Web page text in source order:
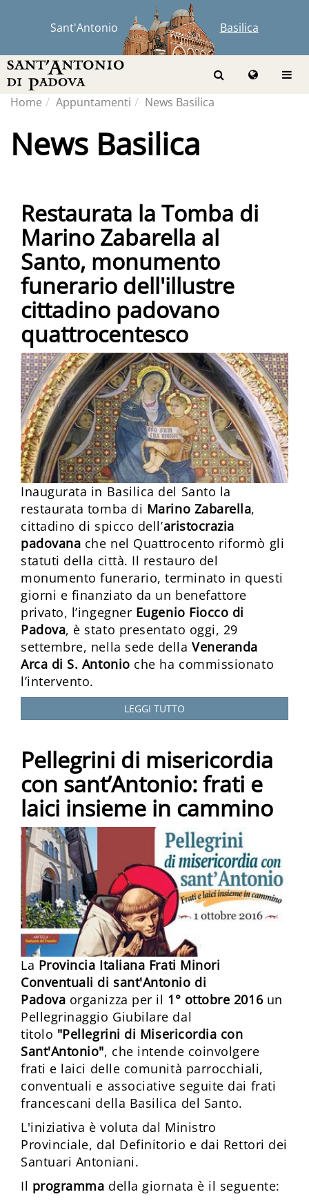
Sant'Antonio Basilica
Home Appuntamenti News Basilica
News Basilica
Restaurata la Tomba di
Marino Zabarella al
Santo, monumento
funerario dell'illustre
cittadino padovano
quattrocentesco
Inaugurata in Basilica del Santo la
restaurata tomba di Marino Zabarella,
cittadino di spicco dell’aristocrazia
padovana che nel Quattrocento riformò gli
statuti della città. Il restauro del
monumento funerario, terminato in questi
giorni e finanziato da un benefattore
privato, l’ingegner Eugenio Fiocco di
Padova, è stato presentato oggi, 29
settembre, nella sede dellaVeneranda
Arca di S. Antonio che ha commissionato
l’intervento.
LEGGI TUTTO
Pellegrini di misericordia
con sant’Antonio: frati e
laici insieme in cammino
La Provincia Italiana Frati Minori
Conventuali di sant'Antonio di
Padova organizza per il 1° ottobre 2016un
Pellegrinaggio Giubilare dal
titolo "Pellegrini di Misericordia con
Sant'Antonio", che intende coinvolgere
frati e laici delle comunità parrocchiali,
conventuali e associative seguite dai frati
francescani della Basilica del Santo.
L'iniziativa è voluta dal Ministro
Provinciale, dal Definitorio e dai Rettori dei
Santuari Antoniani.
Il programma della giornata è il seguente: